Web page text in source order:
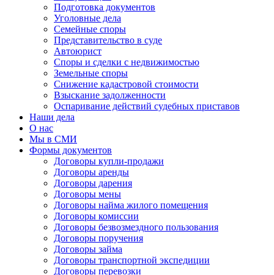
Подготовка документов
Уголовные дела
Семейные споры
Представительство в суде
Автоюрист
Споры и сделки с недвижимостью
Земельные споры
Снижение кадастровой стоимости
Взыскание задолженности
Оспаривание действий судебных приставов
Наши дела
О нас
Мы в СМИ
Формы документов
Договоры купли-продажи
Договоры аренды
Договоры дарения
Договоры мены
Договоры найма жилого помещения
Договоры комиссии
Договоры безвозмездного пользования
Договоры поручения
Договоры займа
Договоры транспортной экспедиции
Договоры перевозки